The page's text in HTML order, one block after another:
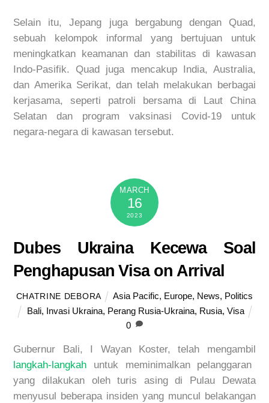
Selain itu, Jepang juga bergabung dengan Quad,
sebuah kelompok informal yang bertujuan untuk
meningkatkan keamanan dan stabilitas di kawasan
Indo-Pasifik. Quad juga mencakup India, Australia,
dan Amerika Serikat, dan telah melakukan berbagai
kerjasama, seperti patroli bersama di Laut China
Selatan dan program vaksinasi Covid-19 untuk
negara-negara di kawasan tersebut.
MARCH
16
2023
Dubes Ukraina Kecewa Soal
Penghapusan Visa on Arrival
CHATRINE DEBORA Asia Pacific, Europe, News, Politics
Bali, Invasi Ukraina, Perang Rusia-Ukraina, Rusia, Visa
0
Gubernur Bali, I Wayan Koster, telah mengambil
langkah-langkah untuk meminimalkan pelanggaran
yang dilakukan oleh turis asing di Pulau Dewata
menyusul beberapa insiden yang muncul belakangan